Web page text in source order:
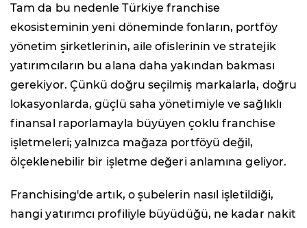
Tam da bu nedenle Türkiye franchise
ekosisteminin yeni döneminde fonların, portföy
yönetim şirketlerinin, aile ofislerinin ve stratejik
yatırımcıların bu alana daha yakından bakması
gerekiyor. Çünkü doğru seçilmiş markalarla, doğru
lokasyonlarda, güçlü saha yönetimiyle ve sağlıklı
finansal raporlamayla büyüyen çoklu franchise
işletmeleri; yalnızca mağaza portföyü değil,
ölçeklenebilir bir işletme değeri anlamına geliyor.
Franchising'de artık, o şubelerin nasıl işletildiği,
hangi yatırımcı profiliyle büyüdüğü, ne kadar nakit